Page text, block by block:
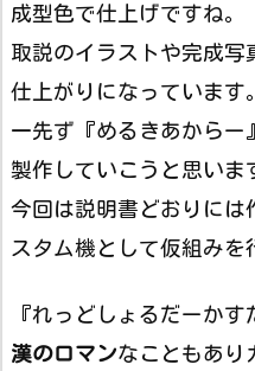
成型色で仕上げですね。
取説のイラストや完成写
仕上がりになっています。
一先ず『めるきあからー
製作していこうと思いま
今回は説明書どおりには
スタム機として仮組みを
『れっどしょるだーかす
漢のロマンなこともあり